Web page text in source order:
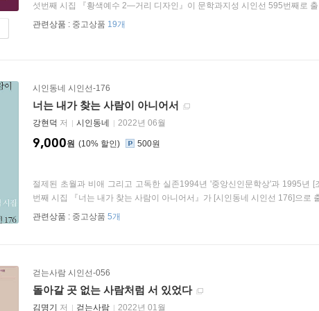
섯번째 시집 『황색예수 2―거리 디자인』이 문학과지성 시인선 595번째로
관련상품 : 중고상품 19개
시인동네 시인선-176
너는 내가 찾는 사람이 아니어서
강현덕 저 시인동네 2022년 06월
10%
9,000원 500원
절제된 초월과 비애 그리고 고독한 실존1994년 '중앙신인문학상'과 1995년
번째 시집 『너는 내가 찾는 사람이 아니어서』가 [시인동네 시인선 176]으로
관련상품 : 중고상품 5개
걷는사람 시인선-056
돌아갈 곳 없는 사람처럼 서 있었다
김명기 저 걷는사람 2022년 01월